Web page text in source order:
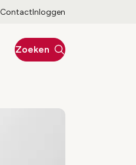
ContactInloggen
Zoeken